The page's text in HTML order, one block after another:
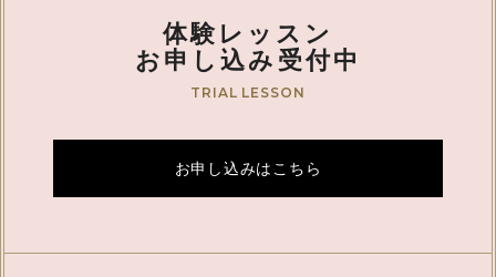
体験レッスン
お申し込み受付中
TRIAL LESSON
お申し込みはこちら